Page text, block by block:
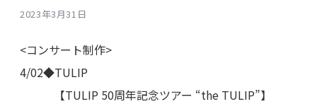
2023年3月31日
<コンサート制作>
4/02◆TULIP
【TULIP 50周年記念ツアー “the TULIP”】